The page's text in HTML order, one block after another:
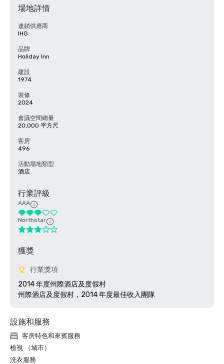
場地詳情
連鎖供應商
IHG
品牌
Holiday Inn
建設
1974
裝修
2024
會議空間總量
20,000 平方尺
客房
496
活動場地類型
酒店
行業評級
AAA
Northstar
獲獎
行業獎項
2014 年度州際酒店及度假村
設施和服務
客房特色和來賓服務
檢視 （城市）
洗衣服務